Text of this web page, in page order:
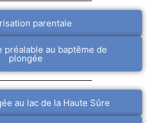
parentale
préalable au baptême de
plongée
au lac de la Haute Sûre